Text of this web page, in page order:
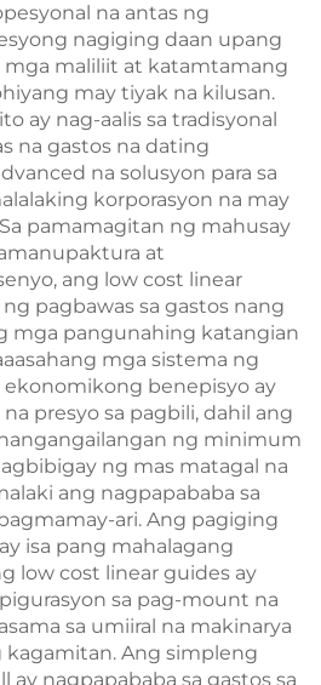
na antas ng
nagiging daan upang
maliliit at katamtamang
may tiyak na kilusan.
ay nag-aalis sa tradisyonal
na gastos na dating
na solusyon para sa
korporasyon na may
pamamagitan ng mahusay
at
ang low cost linear
pagbawas sa gastos nang
mga pangunahing katangian
mga sistema ng
ekonomikong benepisyo ay
presyo sa pagbili, dahil ang
ng minimum
ng mas matagal na
ang nagpapababa sa
ari. Ang pagiging
isa pang mahalagang
low cost linear guides ay
sa pag-mount na
sa umiiral na makinarya
Ang simpleng
ay nagpapababa sa gastos sa